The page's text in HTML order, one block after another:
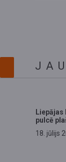
pulcē
18. jūlijs